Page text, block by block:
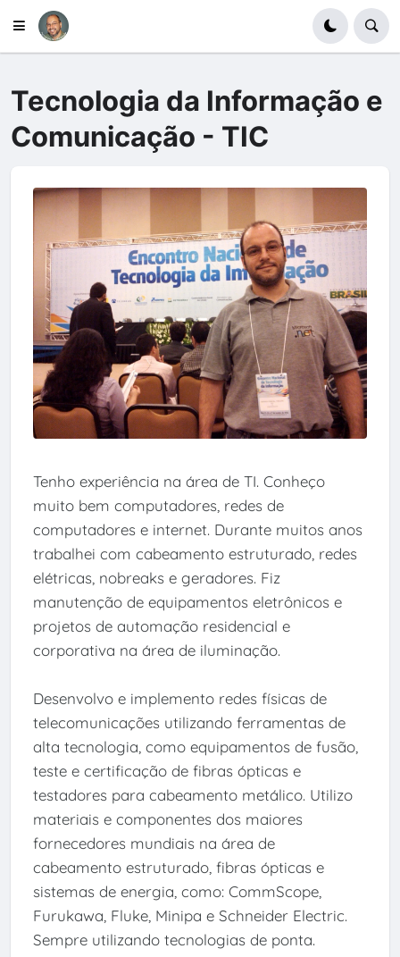
Tecnologia da Informação e
Comunicação - TIC
Tenho experiência na área de TI. Conheço
muito bem computadores, redes de
computadores e internet. Durante muitos anos
trabalhei com cabeamento estruturado, redes
elétricas, nobreaks e geradores. Fiz
manutenção de equipamentos eletrônicos e
projetos de automação residencial e
corporativa na área de iluminação.
Desenvolvo e implemento redes físicas de
telecomunicações utilizando ferramentas de
alta tecnologia, como equipamentos de fusão,
teste e certificação de fibras ópticas e
testadores para cabeamento metálico. Utilizo
materiais e componentes dos maiores
fornecedores mundiais na área de
cabeamento estruturado, fibras ópticas e
sistemas de energia, como: CommScope,
Furukawa, Fluke, Minipa e Schneider Electric.
Sempre utilizando tecnologias de ponta.